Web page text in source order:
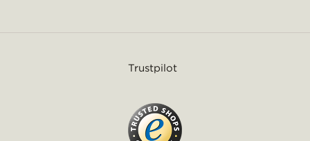
Trustpilot